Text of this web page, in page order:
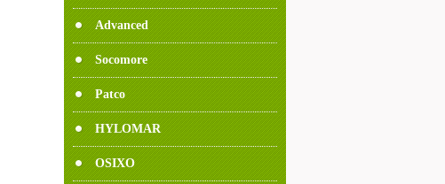
Advanced
Socomore
Patco
HYLOMAR
OSIXO